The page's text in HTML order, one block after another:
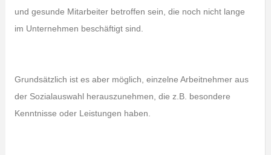
und gesunde Mitarbeiter betroffen sein, die noch nicht lange
im Unternehmen beschäftigt sind.
Grundsätzlich ist es aber möglich, einzelne Arbeitnehmer aus
der Sozialauswahl herauszunehmen, die z.B. besondere
Kenntnisse oder Leistungen haben.